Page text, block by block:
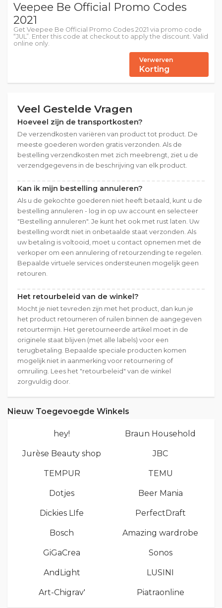
Veepee Be Official Promo Codes
2021
Get Veepee Be Official Promo Codes 2021 via promo code
“JUL”. Enter this code at checkout to apply the discount. Valid
online only.
Verwerven
Korting
Veel Gestelde Vragen
Hoeveel zijn de transportkosten?
De verzendkosten variëren van product tot product. De
meeste goederen worden gratis verzonden. Als de
bestelling verzendkosten met zich meebrengt, ziet u de
verzendgegevens in de beschrijving van elk product.
Kan ik mijn bestelling annuleren?
Als u de gekochte goederen niet heeft betaald, kunt u de
bestelling annuleren - log in op uw account en selecteer
"Bestelling annuleren". Je kunt het ook met rust laten. Uw
bestelling wordt niet in onbetaalde staat verzonden. Als
uw betaling is voltooid, moet u contact opnemen met de
verkoper om een annulering of retourzending te regelen.
Bepaalde virtuele services ondersteunen mogelijk geen
retouren.
Het retourbeleid van de winkel?
Mocht je niet tevreden zijn met het product, dan kun je
het product retourneren of ruilen binnen de aangegeven
retourtermijn. Het geretourneerde artikel moet in de
originele staat blijven (met alle labels) voor een
terugbetaling. Bepaalde speciale producten komen
mogelijk niet in aanmerking voor retournering of
omruiling. Lees het "retourbeleid" van de winkel
zorgvuldig door.
Nieuw Toegevoegde Winkels
hey! Braun Household
Jurèse Beauty shop JBC
TEMPUR TEMU
Dotjes Beer Mania
Dickies LIfe PerfectDraft
Bosch Amazing wardrobe
GiGaCrea Sonos
AndLight LUSINI
Art-Chigrav' Piatraonline